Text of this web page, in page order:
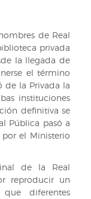
de Real
privada
la llegada de
el término
de la Privada la
instituciones
definitiva se
Pública pasó a
el Ministerio
de la Real
reproducir un
diferentes